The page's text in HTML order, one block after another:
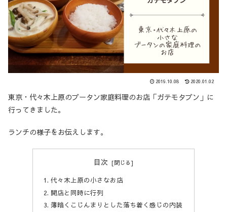
2019.10.08 2020.01.02
東京・代々木上原のブータン家庭料理のお店「ガテモタブン」に
行ってきました。
ランチの様子をお伝えします。
目次
代々木上原の小さなお店
開店と同時に行列
薄暗くこじんまりとした落ち着く感じの内装